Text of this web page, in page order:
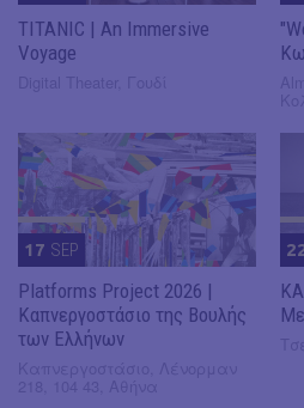
TITANIC | An Immersive
Voyage
17 SEP
Platforms Project 2026 |
Καπνεργοστάσιο της Βουλής
των Ελλήνων